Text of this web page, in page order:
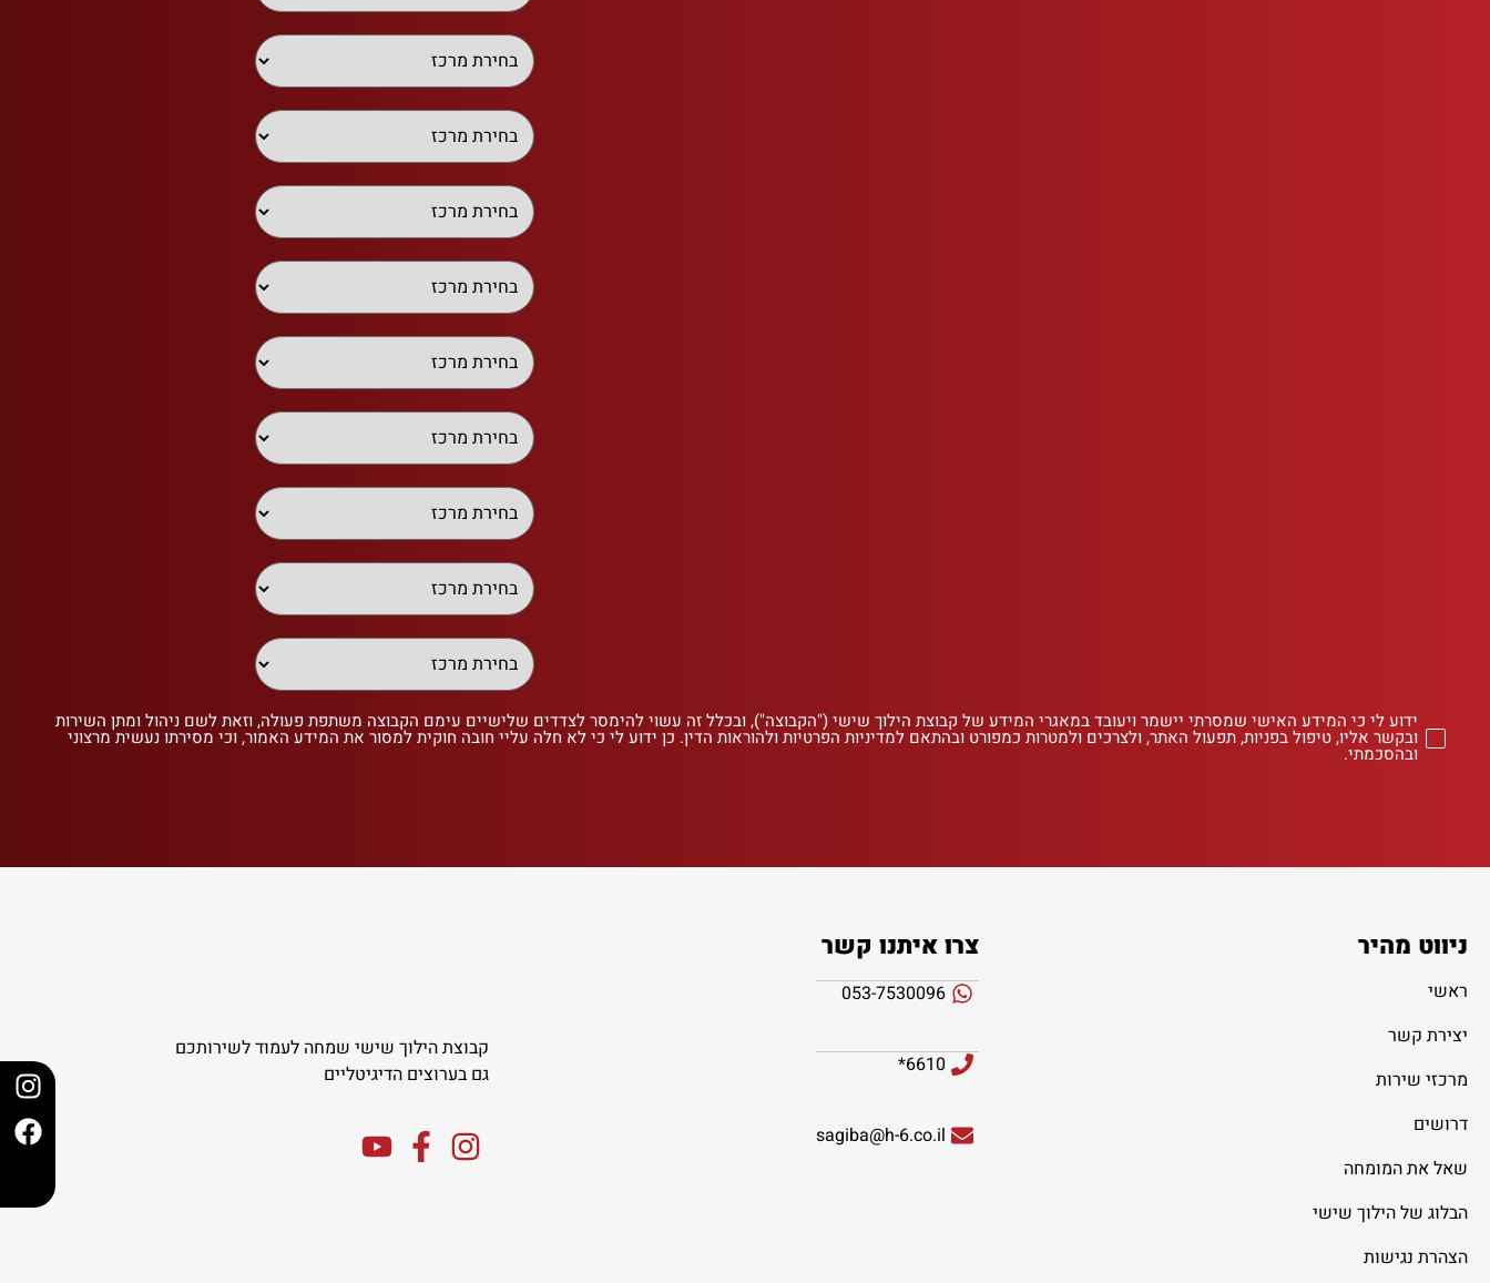
ידוע לי כי המידע האישי שמסרתי יישמר ויעובד במאגרי המידע של קבוצת הילוך שישי ("הקבוצה"), ובכלל זה עשוי להימסר לצדדים שלישיים עימם הקבוצה משתפת פעולה, וזאת לשם ניהול ומתן השירות
ובקשר אליו, טיפול בפניות, תפעול האתר, ולצרכים ולמטרות כמפורט ובהתאם למדיניות הפרטיות ולהוראות הדין. כן ידוע לי כי לא חלה עליי חובה חוקית למסור את המידע האמור, וכי מסירתו נעשית מרצוני
ובהסכמתי.
ניווט מהיר
ראשי
יצירת קשר
מרכזי שירות
דרושים
שאל את המומחה
הבלוג של הילוך שישי
הצהרת נגישות
צרו איתנו קשר
053-7530096
6610*
sagiba@h-6.co.il
קבוצת הילוך שישי שמחה לעמוד לשירותכם
גם בערוצים הדיגיטליים